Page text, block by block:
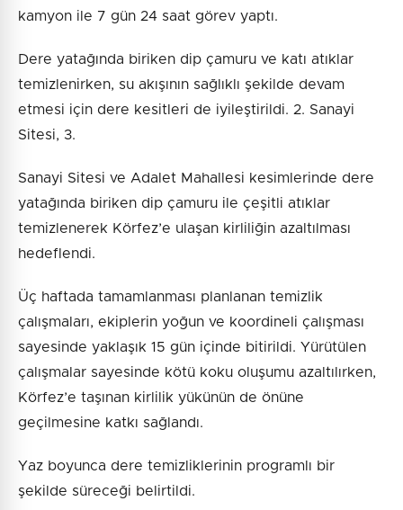
kamyon ile 7 gün 24 saat görev yaptı.
Dere yatağında biriken dip çamuru ve katı atıklar
temizlenirken, su akışının sağlıklı şekilde devam
etmesi için dere kesitleri de iyileştirildi. 2. Sanayi
Sitesi, 3.
Sanayi Sitesi ve Adalet Mahallesi kesimlerinde dere
yatağında biriken dip çamuru ile çeşitli atıklar
temizlenerek Körfez’e ulaşan kirliliğin azaltılması
hedeflendi.
Üç haftada tamamlanması planlanan temizlik
çalışmaları, ekiplerin yoğun ve koordineli çalışması
sayesinde yaklaşık 15 gün içinde bitirildi. Yürütülen
çalışmalar sayesinde kötü koku oluşumu azaltılırken,
Körfez’e taşınan kirlilik yükünün de önüne
geçilmesine katkı sağlandı.
Yaz boyunca dere temizliklerinin programlı bir
şekilde süreceği belirtildi.